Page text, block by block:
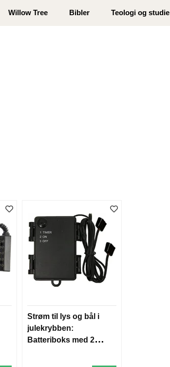
Min side Infosenter
Willow Tree Bibler Teologi og studie
Strøm til lys og bål i
julekrybben:
Batteriboks med 2